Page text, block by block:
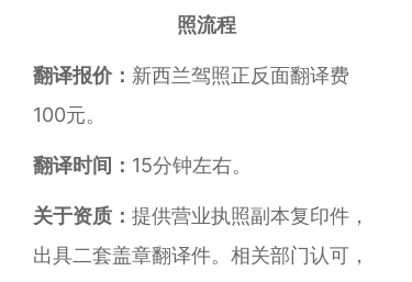
照流程
翻译报价： 新西兰驾照正反面翻译费
100元。
翻译时间： 15分钟左右。
关于资质： 提供营业执照副本复印件，
出具二套盖章翻译件。相关部门认可，